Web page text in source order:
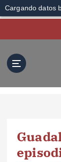
Cargando datos